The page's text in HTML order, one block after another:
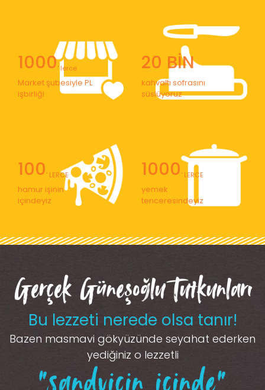
1000' lerce
Market şubesiyle PL
işbirliği
20 BİN
kahvaltı sofrasını
süslüyoruz
100' LERCE
hamur işinin
içindeyiz
1000' LERCE
yemek
tenceresindeyiz
Gerçek Güneşoğlu Tutkunları
Bu lezzeti nerede olsa tanır!
Bazen masmavi gökyüzünde seyahat ederken
yediğiniz o lezzetli